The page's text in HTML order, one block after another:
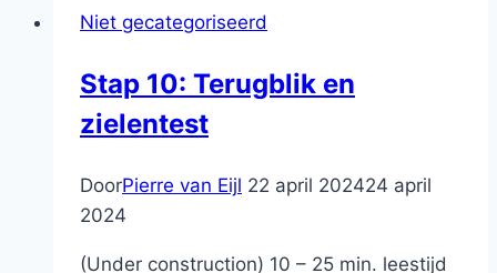
Niet gecategoriseerd
Stap 10: Terugblik en
zielentest
DoorPierre van Eijl 22 april 202424 april
2024
(Under construction) 10 – 25 min. leestijd